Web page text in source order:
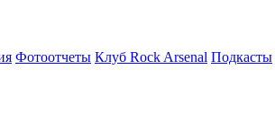
Фотоотчеты Клуб Rock Arsenal Подкасты